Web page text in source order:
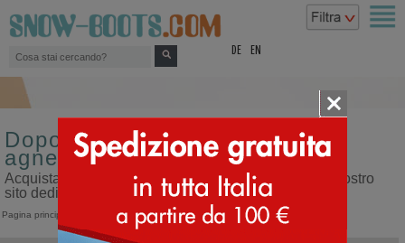
DE EN
Doposci da bambino tomaia di
agnello
Acquista doposci da bambino tomaia di agnello sul nostro
sito dedicato ai doposci
Pagina principale Bambino> Doposci